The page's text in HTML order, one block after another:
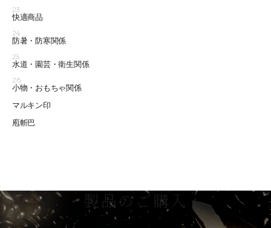
23
快適商品
24
防暑・防寒関係
25
水道・園芸・衛生関係
26
小物・おもちゃ関係
マルキン印
庖斬巴
製品のご購入